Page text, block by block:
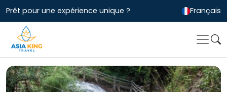
Prêt pour une expérience unique ? Français